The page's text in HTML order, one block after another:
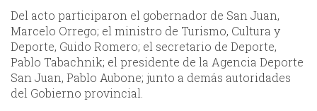
Del acto participaron el gobernador de San Juan,
Marcelo Orrego; el ministro de Turismo, Cultura y
Deporte, Guido Romero; el secretario de Deporte,
Pablo Tabachnik; el presidente de la Agencia Deporte
San Juan, Pablo Aubone; junto a demás autoridades
del Gobierno provincial.